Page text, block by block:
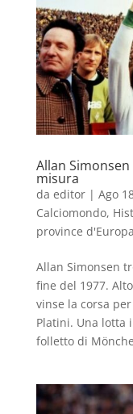
Allan
misura
da editor| Ago
Calciomondo,
province d'Europa
Allan Simonsen
fine del 1977.
vinse la corsa
Platini. Una lotta
folletto di